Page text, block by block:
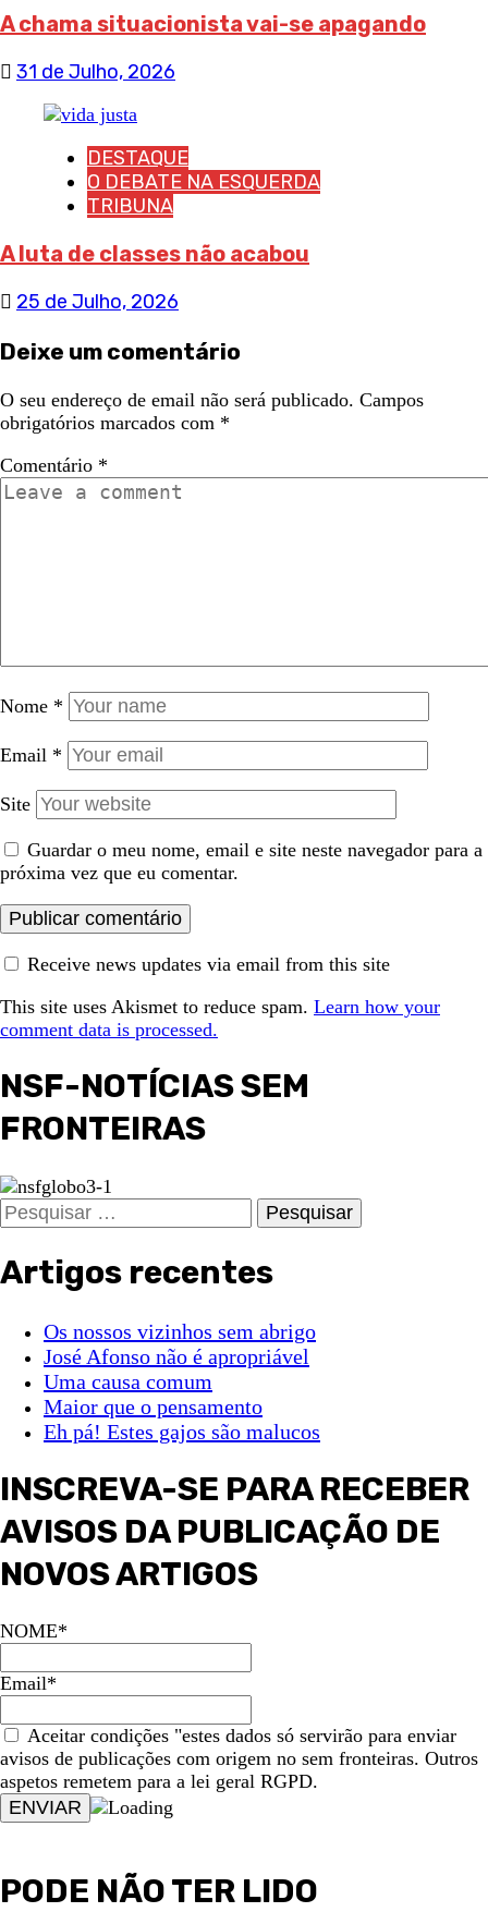
A chama situacionista vai-se apagando
31 de Julho, 2026
DESTAQUE
O DEBATE NA ESQUERDA
TRIBUNA
A luta de classes não acabou
25 de Julho, 2026
Deixe um comentário
O seu endereço de email não será publicado. Campos
obrigatórios marcados com *
Comentário *
Nome *
Email *
Site
Guardar o meu nome, email e site neste navegador para a
próxima vez que eu comentar.
Receive news updates via email from this site
This site uses Akismet to reduce spam. Learn how your
comment data is processed.
NSF-NOTÍCIAS SEM
FRONTEIRAS
Pesquisar
por:
Artigos recentes
Os nossos vizinhos sem abrigo
José Afonso não é apropriável
Uma causa comum
Maior que o pensamento
Eh pá! Estes gajos são malucos
INSCREVA-SE PARA RECEBER
AVISOS DA PUBLICAÇÃO DE
NOVOS ARTIGOS
NOME*
Email*
Aceitar condições "estes dados só servirão para enviar
avisos de publicações com origem no sem fronteiras. Outros
aspetos remetem para a lei geral RGPD.
PODE NÃO TER LIDO